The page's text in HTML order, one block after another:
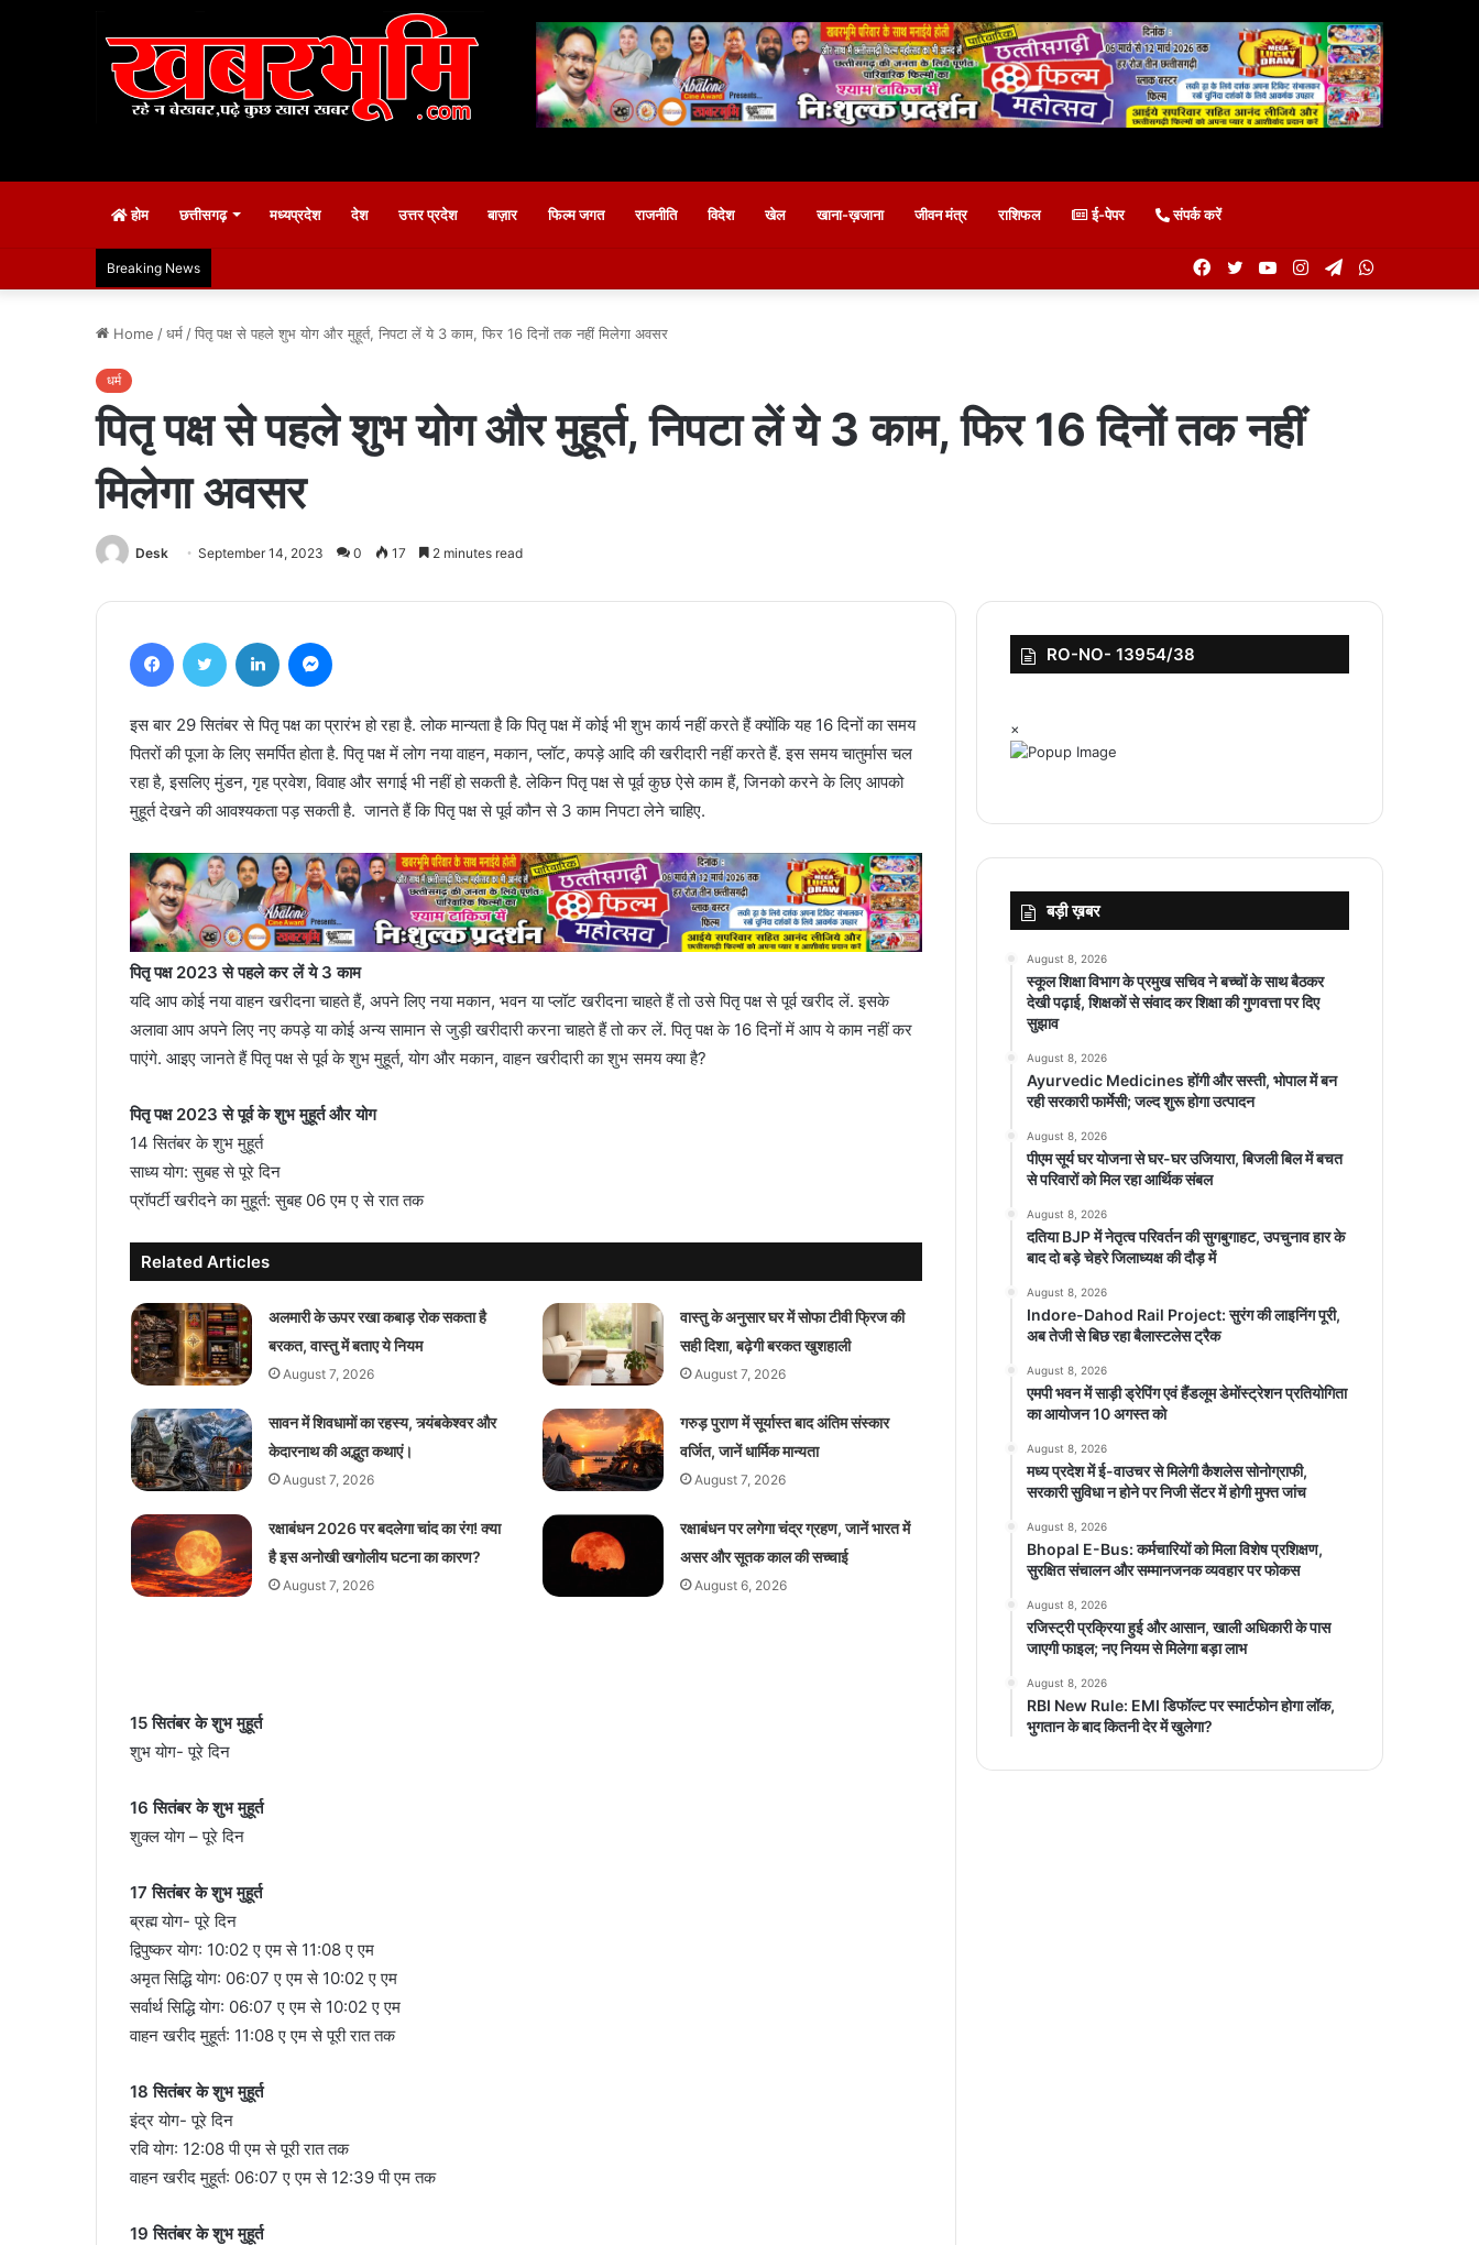
होम छत्तीसगढ़ मध्यप्रदेश देश उत्तर प्रदेश बाज़ार फिल्म जगत राजनीति विदेश खेल खाना-ख़जाना जीवन मंत्र राशिफल ई-पेपर संपर्क करें
Breaking News Telegram
Instagram
YouTube
Twitter
Facebook
Home /धर्म /पितृ पक्ष से पहले शुभ योग और मुहूर्त, निपटा लें ये 3 काम, फिर 16 दिनों तक नहीं मिलेगा अवसर
धर्म
पितृ पक्ष से पहले शुभ योग और मुहूर्त, निपटा लें ये 3 काम, फिर 16 दिनों तक नहीं
मिलेगा अवसर
Desk September 14, 2023 0 17 2 minutes read
इस बार 29 सितंबर से पितृ पक्ष का प्रारंभ हो रहा है. लोक मान्यता है कि पितृ पक्ष में कोई भी शुभ कार्य नहीं करते हैं क्योंकि यह 16 दिनों का समय
पितरों की पूजा के लिए समर्पित होता है. पितृ पक्ष में लोग नया वाहन, मकान, प्लॉट, कपड़े आदि की खरीदारी नहीं करते हैं. इस समय चातुर्मास चल
रहा है, इसलिए मुंडन, गृह प्रवेश, विवाह और सगाई भी नहीं हो सकती है. लेकिन पितृ पक्ष से पूर्व कुछ ऐसे काम हैं, जिनको करने के लिए आपको
मुहूर्त देखने की आवश्यकता पड़ सकती है. जानते हैं कि पितृ पक्ष से पूर्व कौन से 3 काम निपटा लेने चाहिए.
पितृ पक्ष 2023 से पहले कर लें ये 3 काम
यदि आप कोई नया वाहन खरीदना चाहते हैं, अपने लिए नया मकान, भवन या प्लॉट खरीदना चाहते हैं तो उसे पितृ पक्ष से पूर्व खरीद लें. इसके
अलावा आप अपने लिए नए कपड़े या कोई अन्य सामान से जुड़ी खरीदारी करना चाहते हैं तो कर लें. पितृ पक्ष के 16 दिनों में आप ये काम नहीं कर
पाएंगे. आइए जानते हैं पितृ पक्ष से पूर्व के शुभ मुहूर्त, योग और मकान, वाहन खरीदारी का शुभ समय क्या है?
पितृ पक्ष 2023 से पूर्व के शुभ मुहूर्त और योग
14 सितंबर के शुभ मुहूर्त
साध्य योग: सुबह से पूरे दिन
प्रॉपर्टी खरीदने का मुहूर्त: सुबह 06 एम ए से रात तक
Related Articles
अलमारी के ऊपर रखा कबाड़ रोक सकता है
बरकत, वास्तु में बताए ये नियम
August 7, 2026
वास्तु के अनुसार घर में सोफा टीवी फ्रिज की
सही दिशा, बढ़ेगी बरकत खुशहाली
August 7, 2026
सावन में शिवधामों का रहस्य, त्र्यंबकेश्वर और
केदारनाथ की अद्भुत कथाएं।
August 7, 2026
गरुड़ पुराण में सूर्यास्त बाद अंतिम संस्कार
वर्जित, जानें धार्मिक मान्यता
August 7, 2026
रक्षाबंधन 2026 पर बदलेगा चांद का रंग! क्या
है इस अनोखी खगोलीय घटना का कारण?
August 7, 2026
रक्षाबंधन पर लगेगा चंद्र ग्रहण, जानें भारत में
असर और सूतक काल की सच्चाई
August 6, 2026
15 सितंबर के शुभ मुहूर्त
शुभ योग- पूरे दिन
16 सितंबर के शुभ मुहूर्त
शुक्ल योग – पूरे दिन
17 सितंबर के शुभ मुहूर्त
ब्रह्म योग- पूरे दिन
द्विपुष्कर योग: 10:02 ए एम से 11:08 ए एम
अमृत सिद्धि योग: 06:07 ए एम से 10:02 ए एम
सर्वार्थ सिद्धि योग: 06:07 ए एम से 10:02 ए एम
वाहन खरीद मुहूर्त: 11:08 ए एम से पूरी रात तक
18 सितंबर के शुभ मुहूर्त
इंद्र योग- पूरे दिन
रवि योग: 12:08 पी एम से पूरी रात तक
वाहन खरीद मुहूर्त: 06:07 ए एम से 12:39 पी एम तक
19 सितंबर के शुभ मुहूर्त
RO-NO- 13954/38
×
बड़ी ख़बर
August 8, 2026
स्कूल शिक्षा विभाग के प्रमुख सचिव ने बच्चों के साथ बैठकर
देखी पढ़ाई, शिक्षकों से संवाद कर शिक्षा की गुणवत्ता पर दिए
सुझाव
August 8, 2026
Ayurvedic Medicines होंगी और सस्ती, भोपाल में बन
रही सरकारी फार्मेसी; जल्द शुरू होगा उत्पादन
August 8, 2026
पीएम सूर्य घर योजना से घर-घर उजियारा, बिजली बिल में बचत
से परिवारों को मिल रहा आर्थिक संबल
August 8, 2026
दतिया BJP में नेतृत्व परिवर्तन की सुगबुगाहट, उपचुनाव हार के
बाद दो बड़े चेहरे जिलाध्यक्ष की दौड़ में
August 8, 2026
Indore-Dahod Rail Project: सुरंग की लाइनिंग पूरी,
अब तेजी से बिछ रहा बैलास्टलेस ट्रैक
August 8, 2026
एमपी भवन में साड़ी ड्रेपिंग एवं हैंडलूम डेमोंस्ट्रेशन प्रतियोगिता
का आयोजन 10 अगस्त को
August 8, 2026
मध्य प्रदेश में ई-वाउचर से मिलेगी कैशलेस सोनोग्राफी,
सरकारी सुविधा न होने पर निजी सेंटर में होगी मुफ्त जांच
August 8, 2026
Bhopal E-Bus: कर्मचारियों को मिला विशेष प्रशिक्षण,
सुरक्षित संचालन और सम्मानजनक व्यवहार पर फोकस
August 8, 2026
रजिस्ट्री प्रक्रिया हुई और आसान, खाली अधिकारी के पास
जाएगी फाइल; नए नियम से मिलेगा बड़ा लाभ
August 8, 2026
RBI New Rule: EMI डिफॉल्ट पर स्मार्टफोन होगा लॉक,
भुगतान के बाद कितनी देर में खुलेगा?